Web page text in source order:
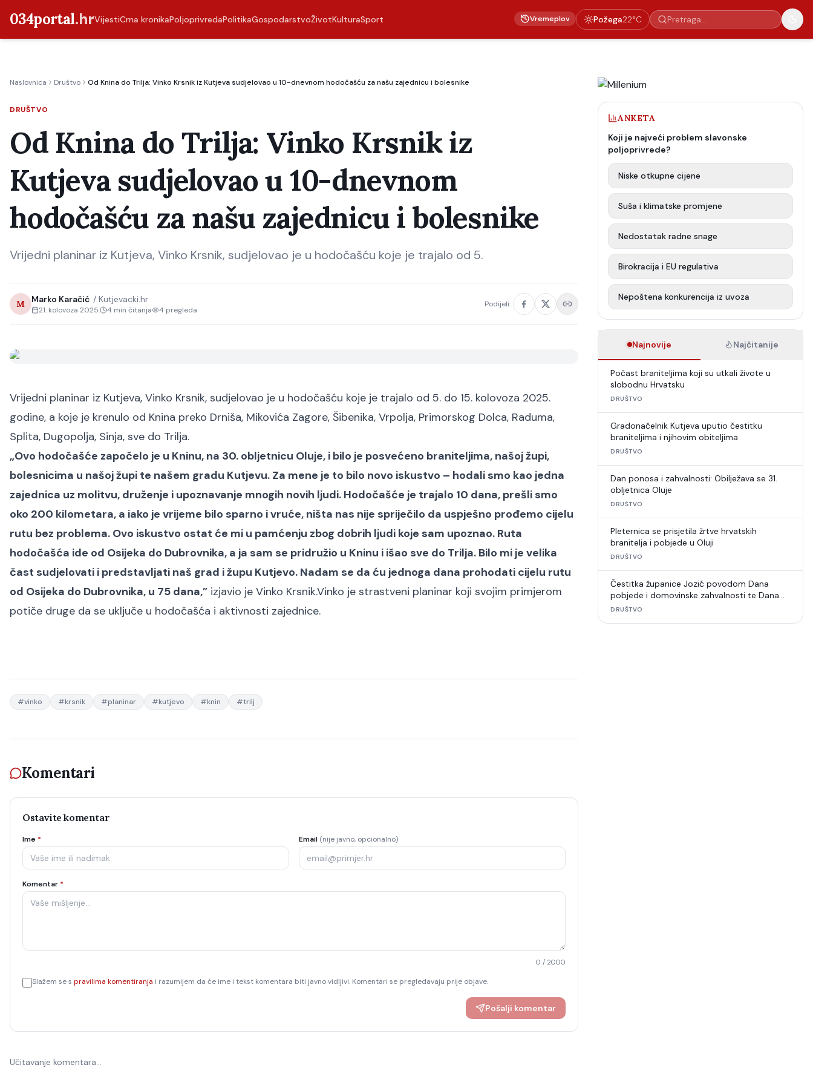
034portal.hrVijestiCrna kronikaPoljoprivredaPolitikaGospodarstvoŽivotKulturaSport Vremeplov Požega22°C
Naslovnica Društvo Od Knina do Trilja: Vinko Krsnik iz Kutjeva sudjelovao u 10-dnevnom hodočašću za našu zajednicu i bolesnike
DRUŠTVO
Od Knina do Trilja: Vinko Krsnik iz
Kutjeva sudjelovao u 10-dnevnom
hodočašću za našu zajednicu i bolesnike
Vrijedni planinar iz Kutjeva, Vinko Krsnik, sudjelovao je u hodočašću koje je trajalo od 5.
M Marko Karačić / Kutjevacki.hr
21. kolovoza 2025. 4 min čitanja 4 pregleda
Podijeli:
Vrijedni planinar iz Kutjeva, Vinko Krsnik, sudjelovao je u hodočašću koje je trajalo od 5. do 15. kolovoza 2025.
godine, a koje je krenulo od Knina preko Drniša, Mikovića Zagore, Šibenika, Vrpolja, Primorskog Dolca, Raduma,
Splita, Dugopolja, Sinja, sve do Trilja.
„Ovo hodočašće započelo je u Kninu, na 30. obljetnicu Oluje, i bilo je posvećeno braniteljima, našoj župi,
bolesnicima u našoj župi te našem gradu Kutjevu. Za mene je to bilo novo iskustvo – hodali smo kao jedna
zajednica uz molitvu, druženje i upoznavanje mnogih novih ljudi. Hodočašće je trajalo 10 dana, prešli smo
oko 200 kilometara, a iako je vrijeme bilo sparno i vruće, ništa nas nije spriječilo da uspješno prođemo cijelu
rutu bez problema. Ovo iskustvo ostat će mi u pamćenju zbog dobrih ljudi koje sam upoznao. Ruta
hodočašća ide od Osijeka do Dubrovnika, a ja sam se pridružio u Kninu i išao sve do Trilja. Bilo mi je velika
čast sudjelovati i predstavljati naš grad i župu Kutjevo. Nadam se da ću jednoga dana prohodati cijelu rutu
od Osijeka do Dubrovnika, u 75 dana,” izjavio je Vinko Krsnik.Vinko je strastveni planinar koji svojim primjerom
potiče druge da se uključe u hodočašća i aktivnosti zajednice.
#vinko #krsnik #planinar #kutjevo #knin #trilj
Komentari
Ostavite komentar
Ime * Email (nije javno, opcionalno)
Komentar *
0 / 2000
Slažem se s pravilima komentiranja i razumijem da će ime i tekst komentara biti javno vidljivi. Komentari se pregledavaju prije objave.
Pošalji komentar
Učitavanje komentara…
ANKETA
Koji je najveći problem slavonske
poljoprivrede?
Niske otkupne cijene
Suša i klimatske promjene
Nedostatak radne snage
Birokracija i EU regulativa
Nepoštena konkurencija iz uvoza
Najnovije Najčitanije
Počast braniteljima koji su utkali živote u
slobodnu Hrvatsku
DRUŠTVO
Gradonačelnik Kutjeva uputio čestitku
braniteljima i njihovim obiteljima
DRUŠTVO
Dan ponosa i zahvalnosti: Obilježava se 31.
obljetnica Oluje
DRUŠTVO
Pleternica se prisjetila žrtve hrvatskih
branitelja i pobjede u Oluji
DRUŠTVO
Čestitka županice Jozić povodom Dana
pobjede i domovinske zahvalnosti te Dana
hrvatskih branitelja
DRUŠTVO